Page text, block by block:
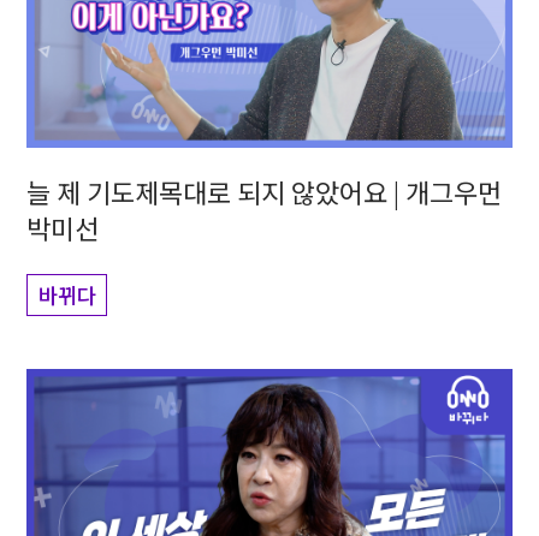
늘 제 기도제목대로 되지 않았어요 | 개그우먼
박미선
바뀌다